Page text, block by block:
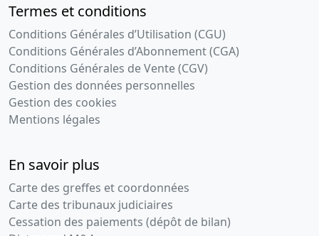
Termes et conditions
Conditions Générales d’Utilisation (CGU)
Conditions Générales d’Abonnement (CGA)
Conditions Générales de Vente (CGV)
Gestion des données personnelles
Gestion des cookies
Mentions légales
En savoir plus
Carte des greffes et coordonnées
Carte des tribunaux judiciaires
Cessation des paiements (dépôt de bilan)